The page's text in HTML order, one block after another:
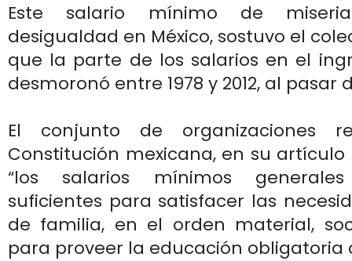
Este salario mínimo de
desigualdad en México, sostuvo el
que la parte de los salarios en el
desmoronó entre 1978 y 2012, al pasar
El conjunto de organizaciones
Constitución mexicana, en su artículo
“los salarios mínimos
suficientes para satisfacer las
de familia, en el orden material,
para proveer la educación obligatoria